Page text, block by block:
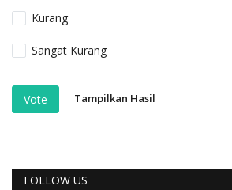
Kurang
Sangat Kurang
Vote Tampilkan Hasil
FOLLOW US